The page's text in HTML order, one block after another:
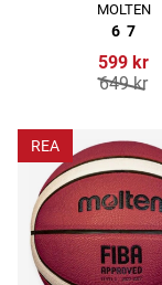
MOLTEN
6 7
599 kr
649 kr
REA